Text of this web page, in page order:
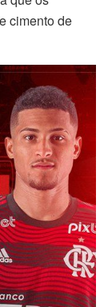
cimento de